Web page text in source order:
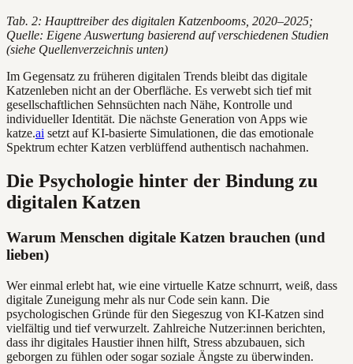
Tab. 2: Haupttreiber des digitalen Katzenbooms, 2020–2025;
Quelle: Eigene Auswertung basierend auf verschiedenen Studien
(siehe Quellenverzeichnis unten)
Im Gegensatz zu früheren digitalen Trends bleibt das digitale
Katzenleben nicht an der Oberfläche. Es verwebt sich tief mit
gesellschaftlichen Sehnsüchten nach Nähe, Kontrolle und
individueller Identität. Die nächste Generation von Apps wie
katze.ai setzt auf KI-basierte Simulationen, die das emotionale
Spektrum echter Katzen verblüffend authentisch nachahmen.
Die Psychologie hinter der Bindung zu
digitalen Katzen
Warum Menschen digitale Katzen brauchen (und
lieben)
Wer einmal erlebt hat, wie eine virtuelle Katze schnurrt, weiß, dass
digitale Zuneigung mehr als nur Code sein kann. Die
psychologischen Gründe für den Siegeszug von KI-Katzen sind
vielfältig und tief verwurzelt. Zahlreiche Nutzer:innen berichten,
dass ihr digitales Haustier ihnen hilft, Stress abzubauen, sich
geborgen zu fühlen oder sogar soziale Ängste zu überwinden.